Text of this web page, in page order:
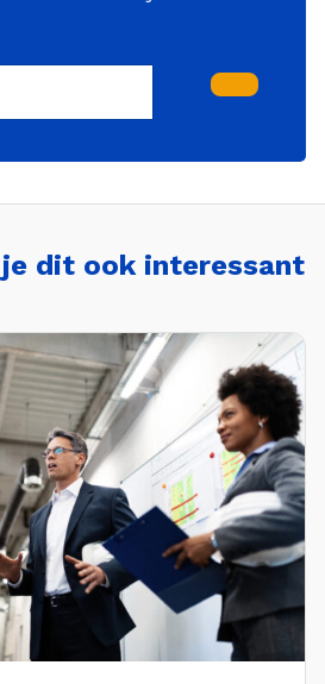
dit ook interessant